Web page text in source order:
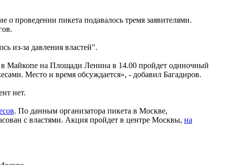
проведении пикета подавалось тремя заявителями.
из-за давления властей".
в Майкопе на Площади Ленина в 14.00 пройдет одиночный
Место и время обсуждается», - добавил Багадиров.
нет.
. По данным организатора пикета в Москве,
с властями. Акция пройдет в центре Москвы, на